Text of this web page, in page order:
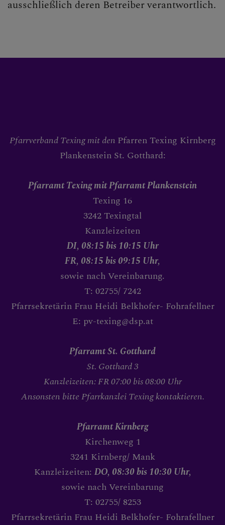
ausschließlich deren Betreiber verantwortlich.
Pfarrverband Texing mit den Pfarren Texing Kirnberg
Plankenstein St. Gotthard:
Pfarramt Texingmit Pfarramt Plankenstein
Texing 16
3242 Texingtal
Kanzleizeiten
DI, 08:15 bis 10:15 Uhr
FR, 08:15 bis 09:15 Uhr,
sowie nach Vereinbarung.
T: 02755/ 7242
Pfarrsekretärin Frau Heidi Belkhofer- Fohrafellner
E: pv-texing@dsp.at
Pfarramt St. Gotthard
St. Gotthard 3
Kanzleizeiten: FR 07:00 bis 08:00 Uhr
Ansonsten bitte Pfarrkanzlei Texing kontaktieren.
Pfarramt Kirnberg
Kirchenweg 1
3241 Kirnberg/ Mank
Kanzleizeiten: DO, 08:30 bis 10:30 Uhr,
sowie nach Vereinbarung
T: 02755/ 8253
Pfarrsekretärin Frau Heidi Belkhofer- Fohrafellner